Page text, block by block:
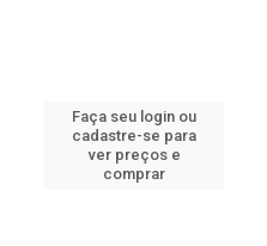
Faça seu login ou
cadastre-se para
ver preços e
comprar